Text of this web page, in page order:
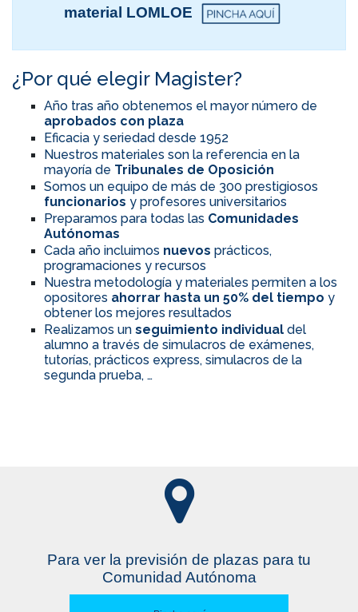
material LOMLOE
¿Por qué elegir Magister?
Año tras año obtenemos el mayor número de
aprobados con plaza
Eficacia y seriedad desde 1952
Nuestros materiales son la referencia en la
mayoría de Tribunales de Oposición
Somos un equipo de más de 300 prestigiosos
funcionarios y profesores universitarios
Preparamos para todas las Comunidades
Autónomas
Cada año incluimos nuevos prácticos,
programaciones y recursos
Nuestra metodología y materiales permiten a los
opositores ahorrar hasta un 50% del tiempo y
obtener los mejores resultados
Realizamos un seguimiento individual del
alumno a través de simulacros de exámenes,
tutorías, prácticos express, simulacros de la
segunda prueba, …
Para ver la previsión de plazas para tu
Comunidad Autónoma